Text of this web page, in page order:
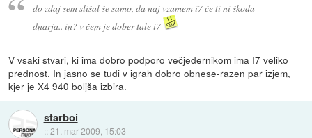
do zdaj sem slišal še samo, da naj vzamem i7 če ti ni škoda
dnarja.. in? v čem je dober tale i7
V vsaki stvari, ki ima dobro podporo večjedernikom ima I7 veliko
prednost. In jasno se tudi v igrah dobro obnese-razen par izjem,
kjer je X4 940 boljša izbira.
starboi
::21. mar 2009, 15:03